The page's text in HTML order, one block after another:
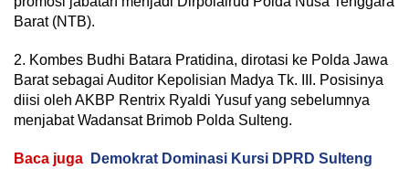
Barat (NTB).
2. Kombes Budhi Batara Pratidina, dirotasi ke Polda Jawa
Barat sebagai Auditor Kepolisian Madya Tk. III. Posisinya
diisi oleh AKBP Rentrix Ryaldi Yusuf yang sebelumnya
menjabat Wadansat Brimob Polda Sulteng.
Baca juga
Demokrat Dominasi Kursi DPRD Sulteng